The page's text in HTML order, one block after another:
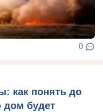
0
как понять до
дом будет